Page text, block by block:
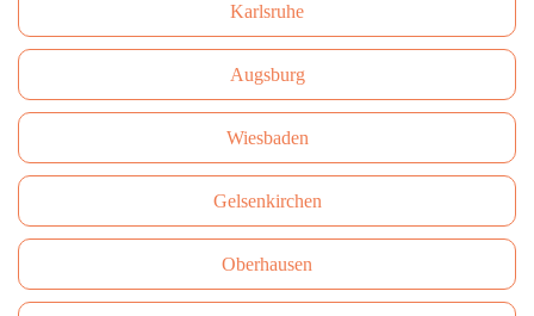
Karlsruhe
Augsburg
Wiesbaden
Gelsenkirchen
Oberhausen